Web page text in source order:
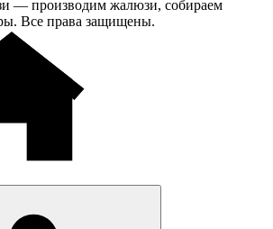
— производим жалюзи, собираем
Все права защищены.